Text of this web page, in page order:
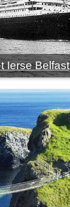
Ierse Belfast